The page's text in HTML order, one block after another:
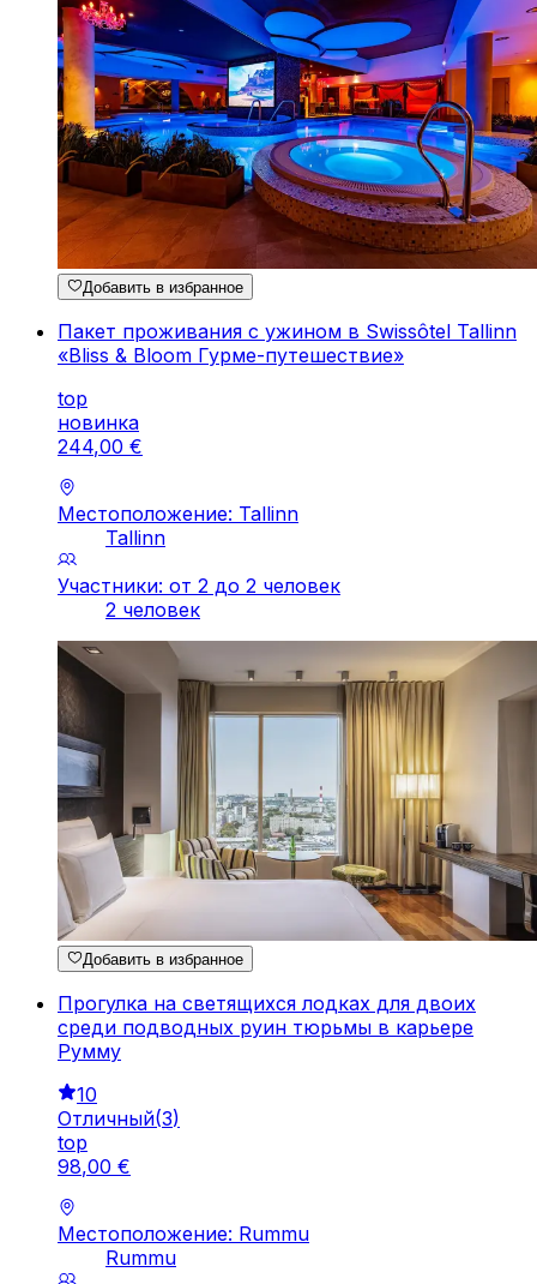
Добавить в избранное
Пакет проживания с ужином в Swissôtel Tallinn
«Bliss & Bloom Гурме-путешествие»
top
новинка
244,00 €
Местоположение: Tallinn
Tallinn
Участники: от 2 до 2 человек
2 человек
Добавить в избранное
Прогулка на светящихся лодках для двоих
среди подводных руин тюрьмы в карьере
Румму
10
Отличный(3)
top
98,00 €
Местоположение: Rummu
Rummu